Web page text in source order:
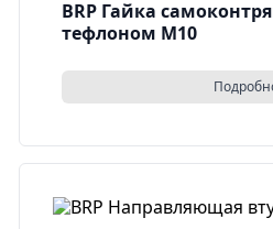
BRP Гайка
тефлоном M10